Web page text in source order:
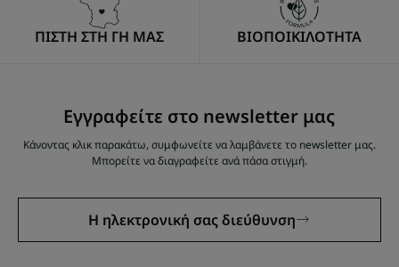
ΠΙΣΤΗ ΣΤΗ ΓΗ ΜΑΣ ΒΙΟΠΟΙΚΙΛΟΤΗΤΑ
Εγγραφείτε στο newsletter μας
Κάνοντας κλικ παρακάτω, συμφωνείτε να λαμβάνετε το newsletter μας.
Μπορείτε να διαγραφείτε ανά πάσα στιγμή.
Η ηλεκτρονική σας διεύθυνση